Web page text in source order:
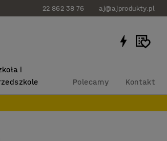
22 862 38 76 aj@ajprodukty.pl
i
Polecamy Kontakt